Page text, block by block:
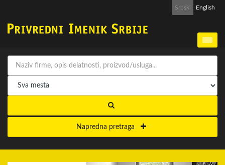
Srpski English
Napredna pretraga